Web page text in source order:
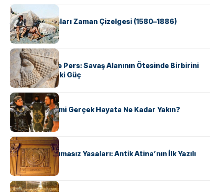
KÜLTÜR
Apache Savaşları Zaman Çizelgesi (1580–1886)
KÜLTÜR
Antik Yunan ve Pers: Savaş Alanının Ötesinde Birbirini
Şekillendiren İki Güç
KÜLTÜR
‘Gladiator’ Filmi Gerçek Hayata Ne Kadar Yakın?
KÜLTÜR
Draco’nun Acımasız Yasaları: Antik Atina’nın İlk Yazılı
Hukuk Kodu
KÜLTÜR